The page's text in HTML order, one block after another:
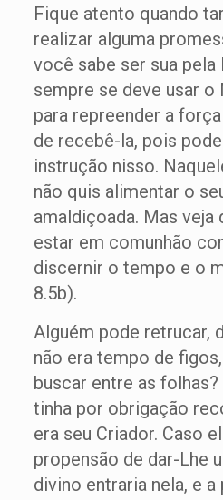
Fique atento quando
realizar alguma
você sabe ser sua pela
sempre se deve usar o
para repreender a
de recebê-la, pois
instrução nisso.
não quis alimentar o
amaldiçoada. Mas veja
estar em comunhão
discernir o tempo e o
8.5b).
Alguém pode retrucar,
não era tempo de
buscar entre as folhas?
tinha por obrigação
era seu Criador. Caso
propensão de dar-Lhe
divino entraria nela, e